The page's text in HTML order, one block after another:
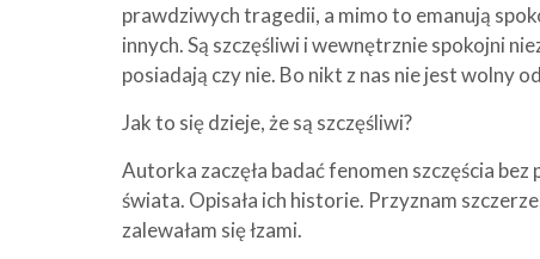
prawdziwych tragedii, a mimo to emanują
innych. Są szczęśliwi i wewnętrznie spokojni
posiadają czy nie. Bo nikt z nas nie jest wolny
Jak to się dzieje, że są szczęśliwi?
Autorka zaczęła badać fenomen szczęścia
świata. Opisała ich historie. Przyznam
zalewałam się łzami.